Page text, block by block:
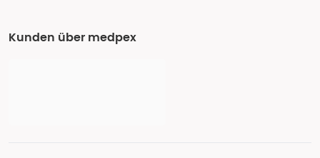
Kunden über medpex